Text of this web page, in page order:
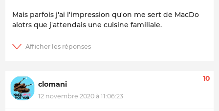
Mais parfois j'ai l'impression qu'on me sert de MacDo
alotrs que j'attendais une cuisine familiale.
clomani
12 novembre 2020 à 11:06:23
10